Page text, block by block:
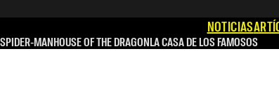
NOTICIAS
SPIDER-MANHOUSE OF THE DRAGONLA CASA DE LOS FAMOSOS